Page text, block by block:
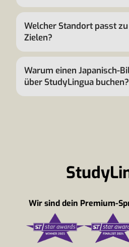
Welcher Standort passt
Zielen?
Warum einen Japanisch-
über StudyLingua buchen?
Wir sind dein Premium-